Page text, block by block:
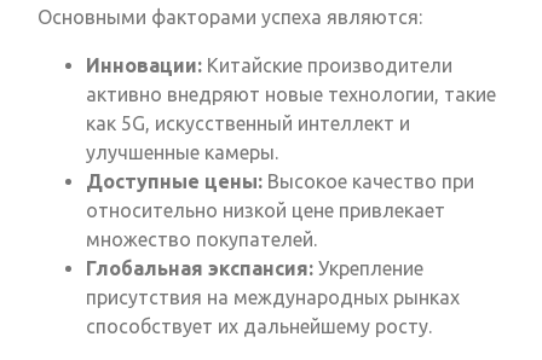
Основными факторами успеха являются:
Инновации: Китайские производители
активно внедряют новые технологии, такие
как 5G, искусственный интеллект и
улучшенные камеры.
Доступные цены: Высокое качество при
относительно низкой цене привлекает
множество покупателей.
Глобальная экспансия: Укрепление
присутствия на международных рынках
способствует их дальнейшему росту.